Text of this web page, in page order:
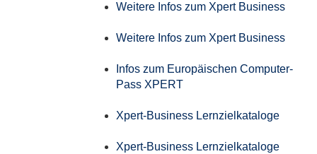
Weitere Infos zum Xpert Business
Weitere Infos zum Xpert Business
Infos zum Europäischen Computer-
Pass XPERT
Xpert-Business Lernzielkataloge
Xpert-Business Lernzielkataloge